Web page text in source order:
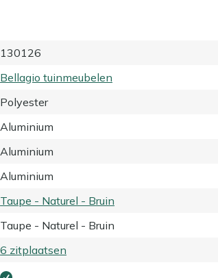
130126
Bellagio tuinmeubelen
Polyester
Aluminium
Aluminium
Aluminium
Taupe - Naturel - Bruin
Taupe - Naturel - Bruin
6 zitplaatsen